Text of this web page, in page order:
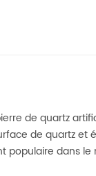
de quartz
de quartz et
populaire dans le